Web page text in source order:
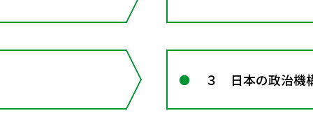
３ 日本の政治機